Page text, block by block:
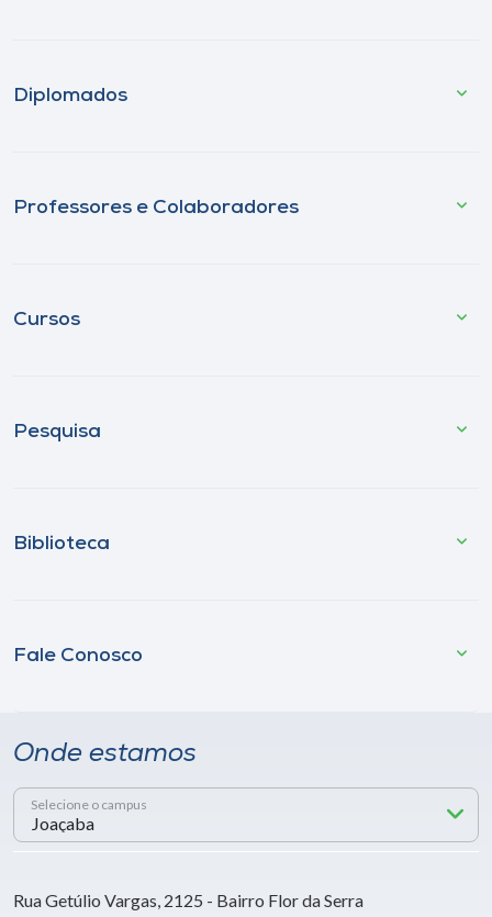
Diplomados
Professores e Colaboradores
Cursos
Pesquisa
Biblioteca
Fale Conosco
Onde estamos
Selecione o campus
Rua Getúlio Vargas, 2125 - Bairro Flor da Serra